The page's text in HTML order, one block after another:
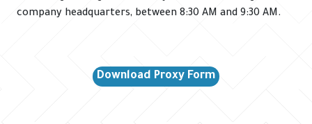
company headquarters, between 8:30 AM and 9:30 AM.
Download Proxy Form